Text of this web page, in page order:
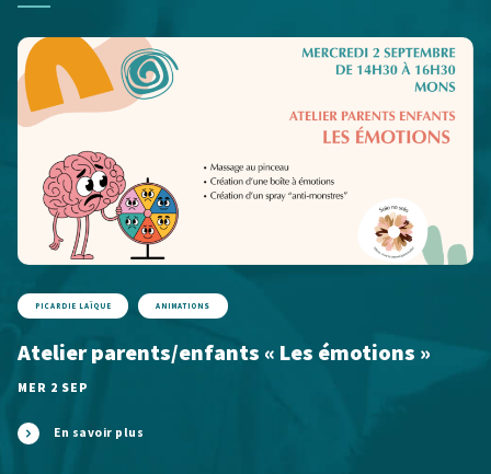
PICARDIE LAÏQUE ANIMATIONS
Atelier parents/enfants « Les émotions »
MER 2 SEP
En savoir plus